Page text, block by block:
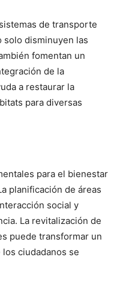
de transporte
solo disminuyen las
fomentan un
de la
a restaurar la
para diversas
para el bienestar
planificación de áreas
social y
La revitalización de
puede transformar un
ciudadanos se